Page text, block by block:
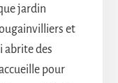
jardin
et
abrite des
pour